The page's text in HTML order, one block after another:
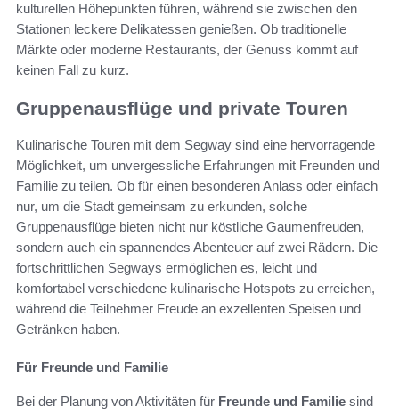
kulturellen Höhepunkten führen, während sie zwischen den
Stationen leckere Delikatessen genießen. Ob traditionelle
Märkte oder moderne Restaurants, der Genuss kommt auf
keinen Fall zu kurz.
Gruppenausflüge und private Touren
Kulinarische Touren mit dem Segway sind eine hervorragende
Möglichkeit, um unvergessliche Erfahrungen mit Freunden und
Familie zu teilen. Ob für einen besonderen Anlass oder einfach
nur, um die Stadt gemeinsam zu erkunden, solche
Gruppenausflüge bieten nicht nur köstliche Gaumenfreuden,
sondern auch ein spannendes Abenteuer auf zwei Rädern. Die
fortschrittlichen Segways ermöglichen es, leicht und
komfortabel verschiedene kulinarische Hotspots zu erreichen,
während die Teilnehmer Freude an exzellenten Speisen und
Getränken haben.
Für Freunde und Familie
Bei der Planung von Aktivitäten für Freunde und Familie sind